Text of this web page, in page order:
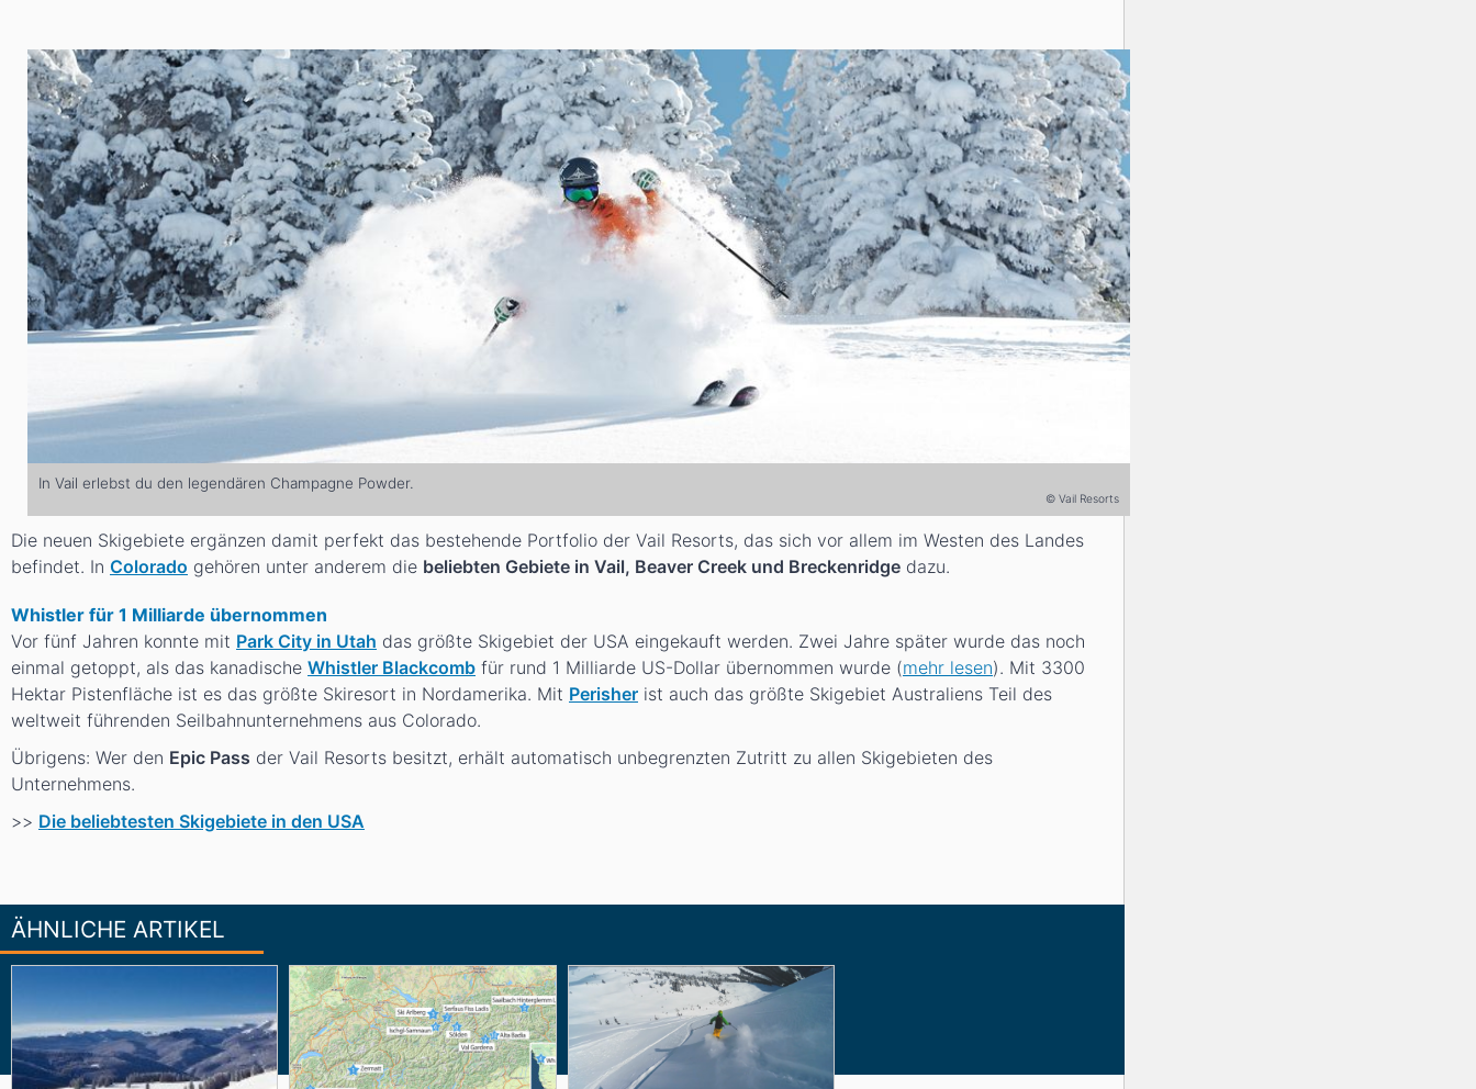
In Vail erlebst du den legendären Champagne Powder.
© Vail Resorts
Die neuen Skigebiete ergänzen damit perfekt das bestehende Portfolio der Vail Resorts, das sich vor allem im Westen des Landes
befindet. In Colorado gehören unter anderem die beliebten Gebiete in Vail, Beaver Creek und Breckenridge dazu.
Whistler für 1 Milliarde übernommen
Vor fünf Jahren konnte mit Park City in Utah das größte Skigebiet der USA eingekauft werden. Zwei Jahre später wurde das noch
einmal getoppt, als das kanadische Whistler Blackcomb für rund 1 Milliarde US-Dollar übernommen wurde (mehr lesen). Mit 3300
Hektar Pistenfläche ist es das größte Skiresort in Nordamerika. Mit Perisher ist auch das größte Skigebiet Australiens Teil des
weltweit führenden Seilbahnunternehmens aus Colorado.
Übrigens: Wer den Epic Pass der Vail Resorts besitzt, erhält automatisch unbegrenzten Zutritt zu allen Skigebieten des
Unternehmens.
>> Die beliebtesten Skigebiete in den USA
ÄHNLICHE ARTIKEL